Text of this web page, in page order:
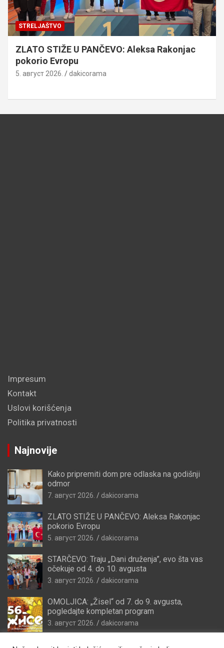
STRELJAŠTVO
ZLATO STIŽE U PANČEVO: Aleksa Rakonjac
pokorio Evropu
5. август 2026. dakicorama
Impresum
Kontakt
Uslovi korišćenja
Politika privatnosti
Najnovije
Kako pripremiti dom pre odlaska na godišnji
odmor
7. август 2026. dakicorama
ZLATO STIŽE U PANČEVO: Aleksa Rakonjac
pokorio Evropu
5. август 2026. dakicorama
STARČEVO: Traju „Dani druženja”, evo šta vas
očekuje od 4. do 10. avgusta
3. август 2026. dakicorama
OMOLJICA: „Žisel“ od 7. do 9. avgusta,
pogledajte kompletan program
3. август 2026. dakicorama